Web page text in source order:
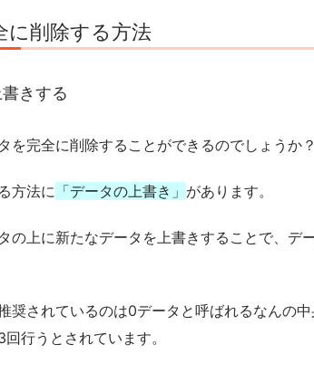
に削除する方法
きする
を完全に削除することができるのでしょうか？
方法に 「データの上書き」 があります。
の上に新たなデータを上書きすることで、デ
奨されているのは0データと呼ばれるなんの
行うとされています。